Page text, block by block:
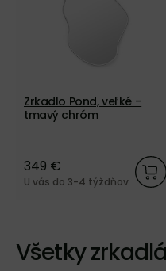
Zrkadlo Pond, veľké –
tmavý chróm
349 €
U vás do 3-4 týždňov
Všetky zrkadlá